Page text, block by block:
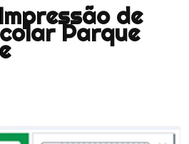
de
Parque